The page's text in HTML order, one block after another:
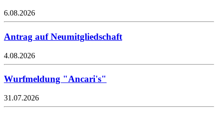
6.08.2026
Antrag auf Neumitgliedschaft
4.08.2026
Wurfmeldung "Ancari's"
31.07.2026